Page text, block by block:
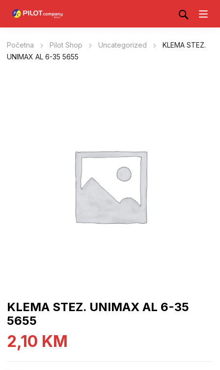
Početna Pilot Shop Uncategorized
KLEMA STEZ.
UNIMAX AL 6-35 5655
KLEMA STEZ. UNIMAX AL 6-35
5655
2,10 KM